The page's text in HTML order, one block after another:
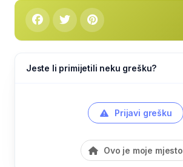
Jeste li primijetili neku grešku?
Prijavi grešku
Ovo je moje mjesto